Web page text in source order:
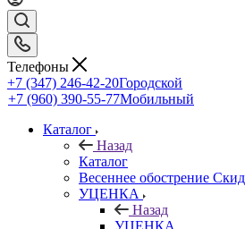
Телефоны
+7 (347) 246-42-20Городской
+7 (960) 390-55-77Мобильный
Каталог
Назад
Каталог
Весеннее обострение
УЦЕНКА
Назад
УЦЕНКА